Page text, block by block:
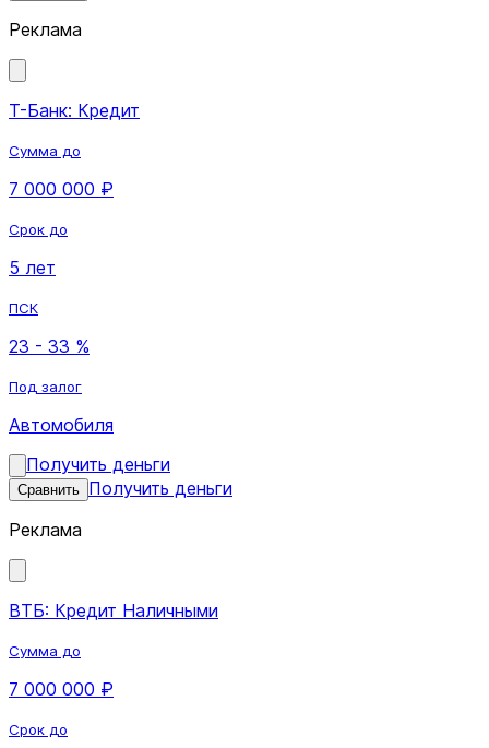
Реклама
Т-Банк: Кредит
Сумма до
7 000 000 ₽
Срок до
5 лет
ПСК
23 - 33 %
Под залог
Автомобиля
Получить деньги
Сравнить Получить деньги
Реклама
ВТБ: Кредит Наличными
Сумма до
7 000 000 ₽
Срок до